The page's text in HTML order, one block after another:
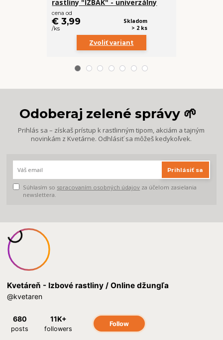
rastliny "IZBÁK" - univerzálny
cena od
€ 3,99
/ks
Skladom
> 2 ks
Zvoliť variant
Odoberaj zelené správy 🌱
Prihlás sa – získaš prístup k rastlinným tipom, akciám a tajným
novinkám z Kvetárne. Odhlásiť sa môžeš kedykoľvek.
Prihlásiť sa
Súhlasím so spracovaním osobných údajov za účelom zasielania
newslettera.